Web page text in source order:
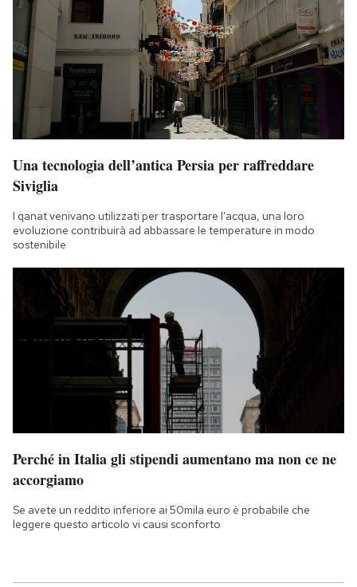
Una tecnologia dell’antica Persia per raffreddare
Siviglia
I qanat venivano utilizzati per trasportare l'acqua, una loro
evoluzione contribuirà ad abbassare le temperature in modo
sostenibile
Perché in Italia gli stipendi aumentano ma non ce ne
accorgiamo
Se avete un reddito inferiore ai 50mila euro è probabile che
leggere questo articolo vi causi sconforto